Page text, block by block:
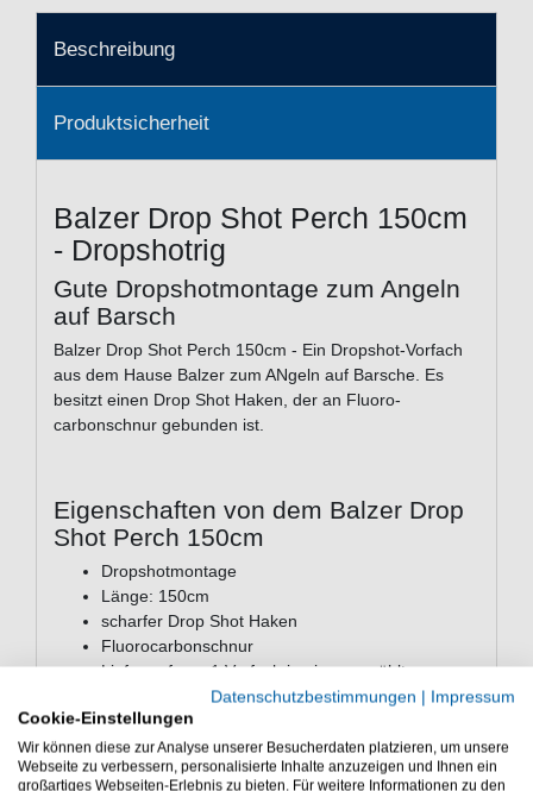
Beschreibung
Produktsicherheit
Balzer Drop Shot Perch 150cm
- Dropshotrig
Gute Dropshotmontage zum Angeln
auf Barsch
Balzer Drop Shot Perch 150cm - Ein Dropshot-Vorfach
aus dem Hause Balzer zum ANgeln auf Barsche. Es
besitzt einen Drop Shot Haken, der an Fluoro­
carbonschnur gebunden ist.
Eigenschaften von dem Balzer Drop
Shot Perch 150cm
Dropshotmontage
Länge: 150cm
scharfer Drop Shot Haken
Fluoro­carbonschnur
Lieferumfang: 1 Vorfach in einer gewählten
Günstig Drop Shot Perch 150cm online kaufen und
sparen. Balzer Vorfach zum Angeln auf Raubfische. -
Datenschutzbestimmungen | Impressum
Cookie-Einstellungen
Wir können diese zur Analyse unserer Besucherdaten platzieren, um unsere
Webseite zu verbessern, personalisierte Inhalte anzuzeigen und Ihnen ein
großartiges Webseiten-Erlebnis zu bieten. Für weitere Informationen zu den